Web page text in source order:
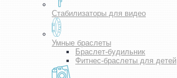
Стабилизаторы для видео
Умные браслеты
Браслет-будильник
Фитнес-браслеты для детей